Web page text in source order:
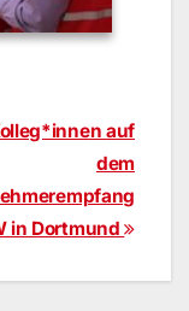
auf
dem
in Dortmund